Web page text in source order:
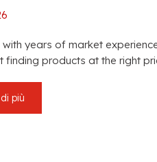
years of market
finding products at the right
più